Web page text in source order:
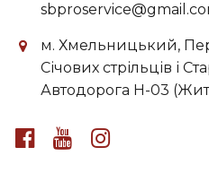
м. Хмельницький,
Січових стрільців і
Автодорога H-03